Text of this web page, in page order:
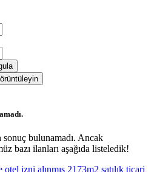
sonuç bulunamadı. Ancak
bazı ilanları aşağıda listeledik!